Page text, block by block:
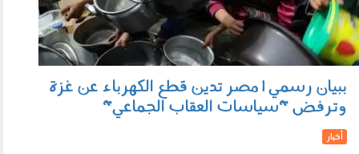
ببيان رسمي | مصر تدين قطع الكهرباء عن غزة
وترفض "سياسات العقاب الجماعي"
أخبار